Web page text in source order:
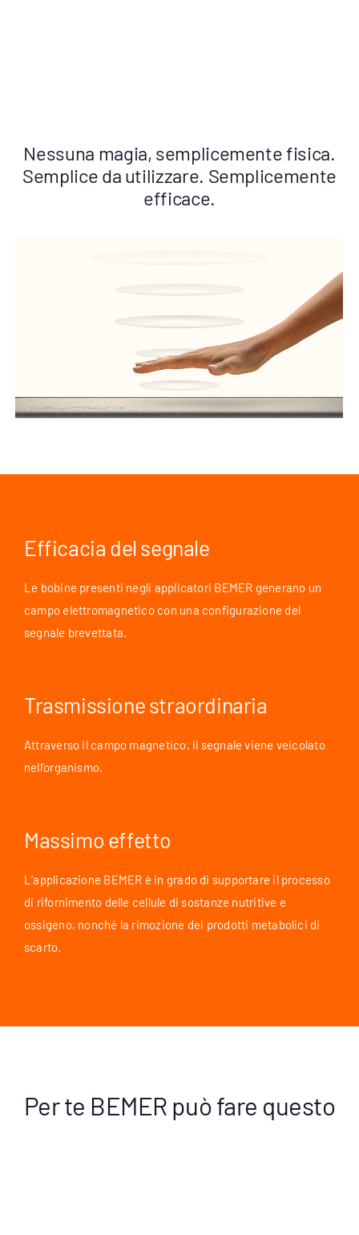
Nessuna magia, semplicemente fisica.
Semplice da utilizzare. Semplicemente
efficace.
Efficacia del segnale
Le bobine presenti negli applicatori BEMER generano un
campo elettromagnetico con una configurazione del
segnale brevettata.
Trasmissione straordinaria
Attraverso il campo magnetico, il segnale viene veicolato
nell’organismo.
Massimo effetto
L’applicazione BEMER è in grado di supportare il processo
di rifornimento delle cellule di sostanze nutritive e
ossigeno, nonché la rimozione dei prodotti metabolici di
scarto.
Per te BEMER può fare questo